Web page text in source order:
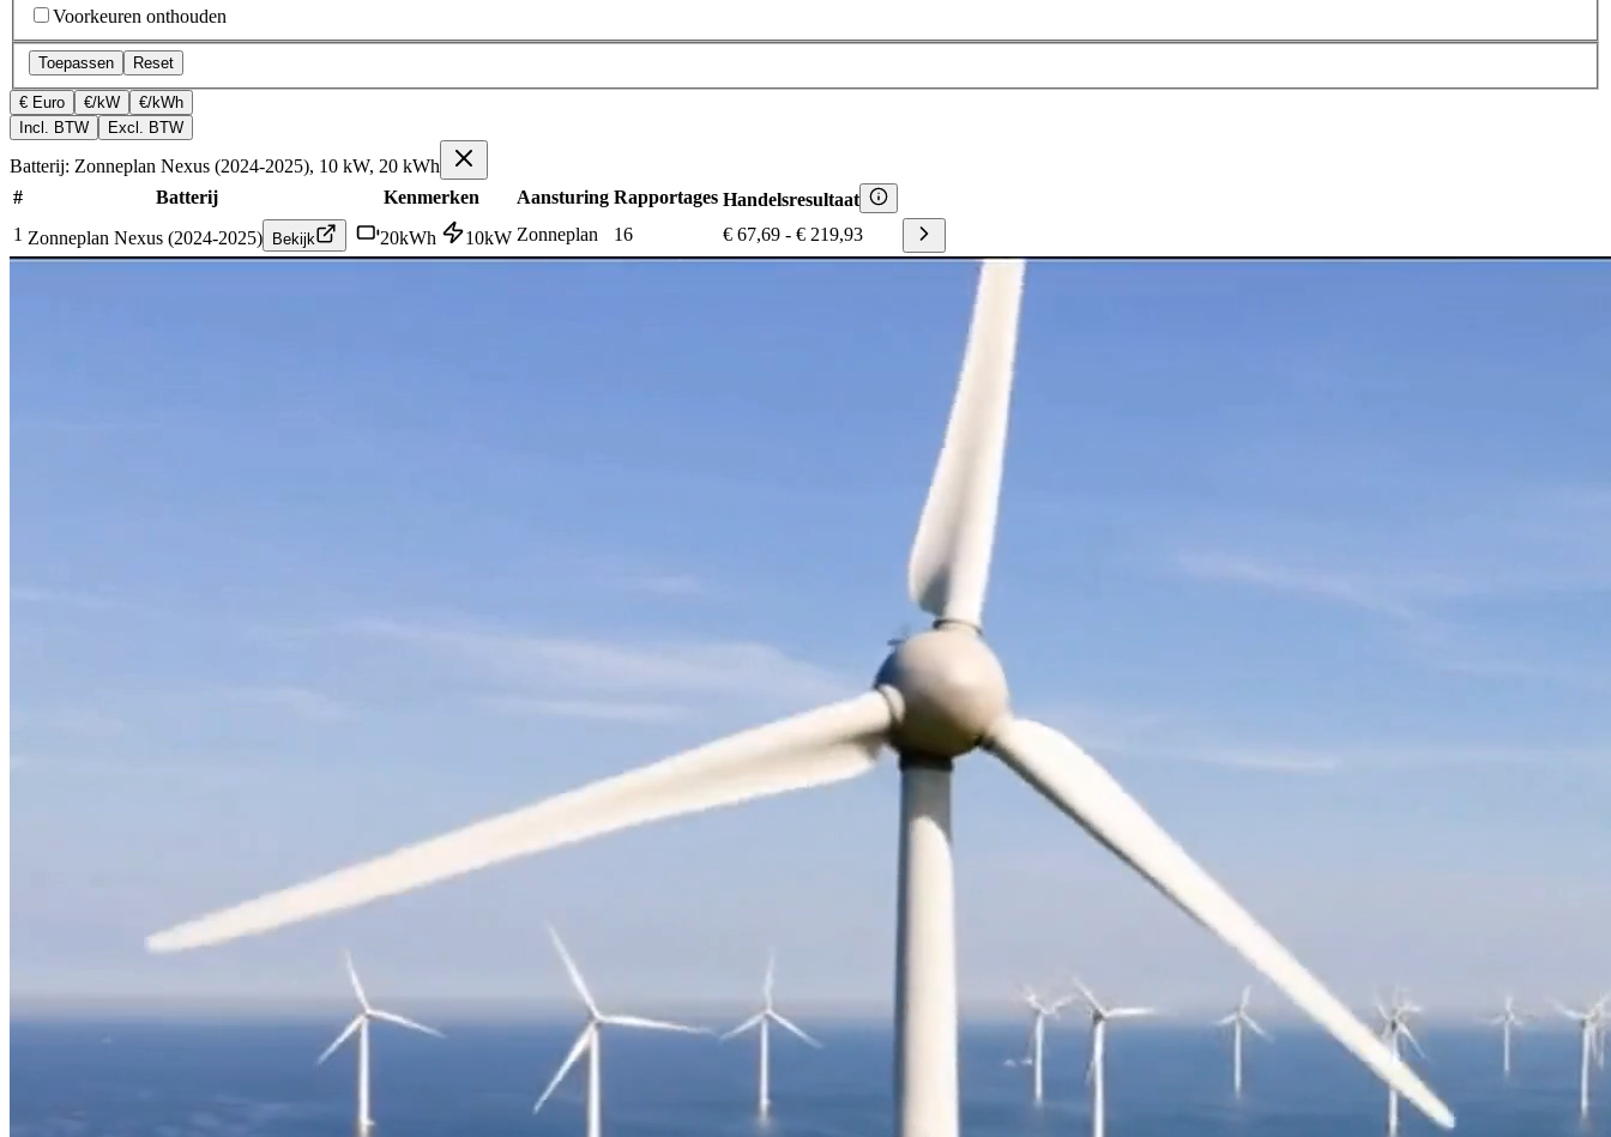
Voorkeuren onthouden
Toepassen Reset
€ Euro €/kW
€/kWh
Incl. BTW
Excl. BTW
Batterij: Zonneplan Nexus (2024-2025), 10 kW, 20 kWh
#
Batterij Kenmerken Aansturing Rapportages Handelsresultaat
1 Zonneplan Nexus (2024-2025) Bekijk 20kWh 10kW Zonneplan 16 € 67,69 - € 219,93